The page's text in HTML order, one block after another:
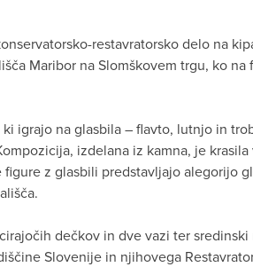
restavratorsko delo na
Maribor na Slomškovem trgu, ko na
igrajo na glasbila – flavto, lutnjo in
izdelana iz kamna, je
figure z glasbili predstavljajo alegorijo
dečkov in dve vazi ter
Slovenije in njihovega